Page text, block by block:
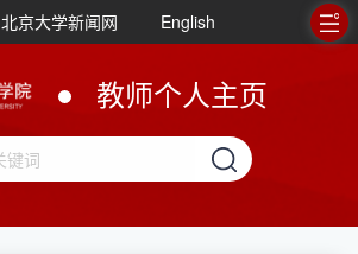
北京大学新闻网 English
教师个人主页